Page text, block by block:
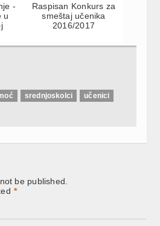
-
u
Raspisan Konkurs za
smeštaj učenika
2016/2017
srednjoskolci
učenici
be published.
*